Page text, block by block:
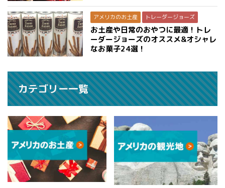
アメリカのお土産 トレーダージョーズ
お土産や日常のおやつに最適！トレ
ーダージョーズのオススメ&オシャレ
なお菓子24選！
カテゴリー一覧